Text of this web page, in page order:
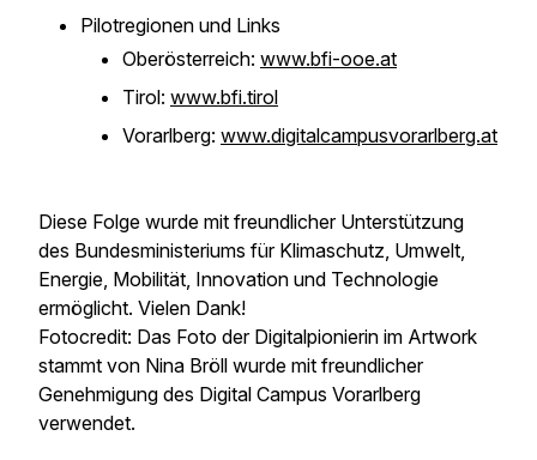
Pilotregionen und Links
Oberösterreich: www.bfi-ooe.at
Tirol: www.bfi.tirol
Vorarlberg: www.digitalcampusvorarlberg.at
Diese Folge wurde mit freundlicher Unterstützung
des Bundesministeriums für Klimaschutz, Umwelt,
Energie, Mobilität, Innovation und Technologie
ermöglicht. Vielen Dank!
Fotocredit: Das Foto der Digitalpionierin im Artwork
stammt von Nina Bröll wurde mit freundlicher
Genehmigung des Digital Campus Vorarlberg
verwendet.